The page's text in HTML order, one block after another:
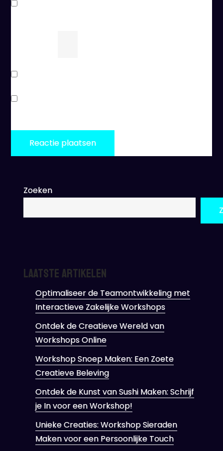
Zoeken
Laatste artikelen
Optimaliseer de Teamontwikkeling met
Interactieve Zakelijke Workshops
Ontdek de Creatieve Wereld van
Workshops Online
Workshop Snoep Maken: Een Zoete
Creatieve Beleving
Ontdek de Kunst van Sushi Maken: Schrijf
je In voor een Workshop!
Unieke Creaties: Workshop Sieraden
Maken voor een Persoonlijke Touch